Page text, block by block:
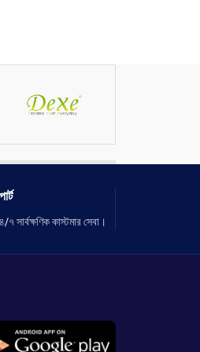
সার্বক্ষণিক কাস্টমার সেবা।